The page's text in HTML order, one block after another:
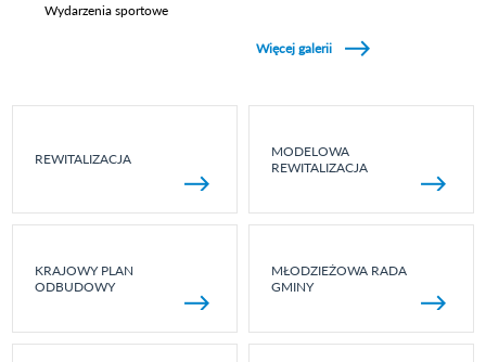
Wydarzenia sportowe
Więcej galerii
REWITALIZACJA
MODELOWA
REWITALIZACJA
KRAJOWY PLAN
ODBUDOWY
MŁODZIEŻOWA RADA
GMINY